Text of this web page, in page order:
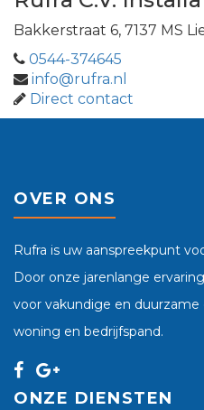
Bakkerstraat 6, 7137 MS
0544-374645
info@rufra.nl
Direct contact
OVER ONS
Rufra is uw aanspreekpunt
Door onze jarenlange
voor vakundige en
woning en bedrijfspand.
ONZE DIENSTEN